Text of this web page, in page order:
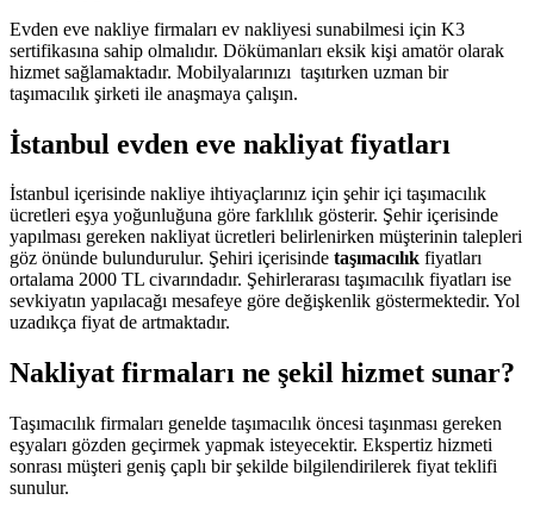
Evden eve nakliye firmaları ev nakliyesi sunabilmesi için K3
sertifikasına sahip olmalıdır. Dökümanları eksik kişi amatör olarak
hizmet sağlamaktadır. Mobilyalarınızı taşıtırken uzman bir
taşımacılık şirketi ile anaşmaya çalışın.
İstanbul evden eve nakliyat fiyatları
İstanbul içerisinde nakliye ihtiyaçlarınız için şehir içi taşımacılık
ücretleri eşya yoğunluğuna göre farklılık gösterir. Şehir içerisinde
yapılması gereken nakliyat ücretleri belirlenirken müşterinin talepleri
göz önünde bulundurulur. Şehiri içerisinde taşımacılık fiyatları
ortalama 2000 TL civarındadır. Şehirlerarası taşımacılık fiyatları ise
sevkiyatın yapılacağı mesafeye göre değişkenlik göstermektedir. Yol
uzadıkça fiyat de artmaktadır.
Nakliyat firmaları ne şekil hizmet sunar?
Taşımacılık firmaları genelde taşımacılık öncesi taşınması gereken
eşyaları gözden geçirmek yapmak isteyecektir. Ekspertiz hizmeti
sonrası müşteri geniş çaplı bir şekilde bilgilendirilerek fiyat teklifi
sunulur.